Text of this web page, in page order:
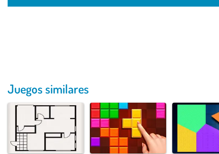
Juegos similares